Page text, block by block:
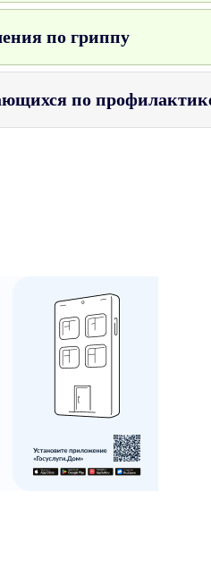
по гриппу
по